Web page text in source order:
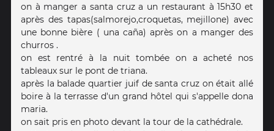
on à manger a santa cruz a un restaurant à 15h30 et
après des tapas(salmorejo,croquetas, mejillone) avec
une bonne bière ( una caña) après on a manger des
churros .
on est rentré à la nuit tombée on a acheté nos
tableaux sur le pont de triana.
après la balade quartier juif de santa cruz on était allé
boire à la terrasse d'un grand hôtel qui s'appelle dona
maria.
on sait pris en photo devant la tour de la cathédrale.